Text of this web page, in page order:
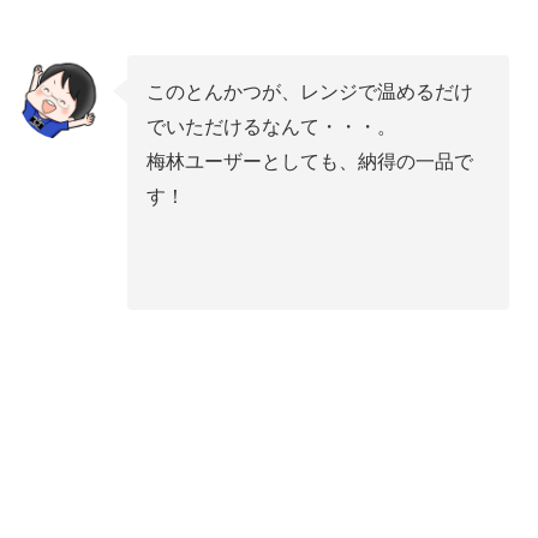
このとんかつが、レンジで温めるだけ
でいただけるなんて・・・。
梅林ユーザーとしても、納得の一品で
す！